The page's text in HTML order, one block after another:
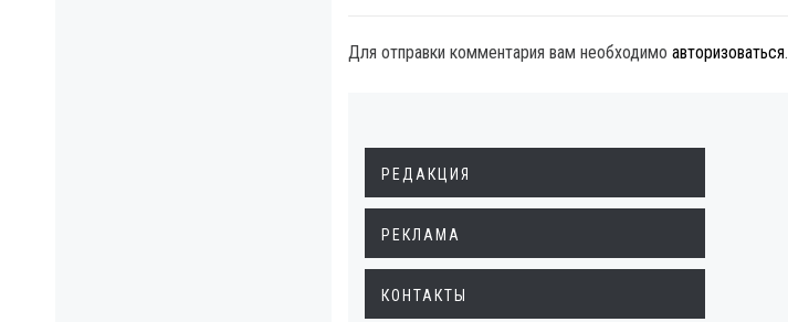
Для отправки комментария вам необходимо авторизоваться.
РЕДАКЦИЯ
РЕКЛАМА
КОНТАКТЫ